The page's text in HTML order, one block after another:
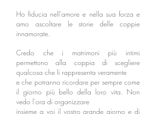
Ho fiducia nell’amore e nella sua forza e
amo ascoltare le storie delle coppie
innamorate.
Credo che i matrimoni più intimi
permettono alla coppia di scegliere
qualcosa che li rappresenta veramente
e che potranno ricordare per sempre come
il giorno più bello della loro vita. Non
vedo l’ora di organizzare
insieme a voi il vostro grande giorno e di